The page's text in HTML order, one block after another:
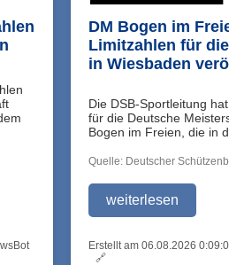
DM Bogen im
Limitzahlen für
in Wiesbaden
Die DSB-Sportleitung
für die Deutsche
Bogen im Freien, die in
Quelle: Deutscher
weiterlesen
Erstellt am 06.08.2026
🔗